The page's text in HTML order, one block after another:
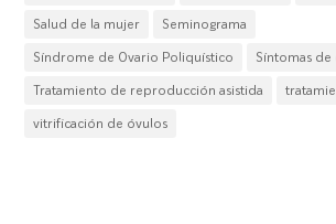
Salud de la mujer
Seminograma
Síndrome de Ovario Poliquístico
Síntomas
Tratamiento de reproducción asistida
vitrificación de óvulos